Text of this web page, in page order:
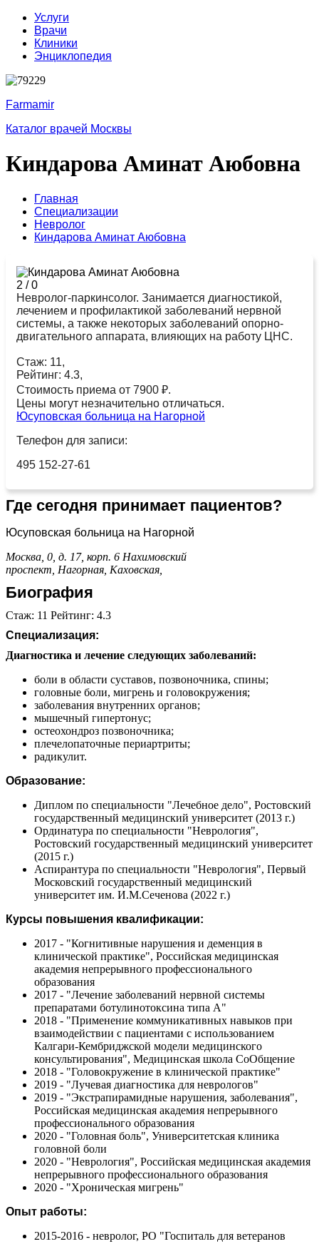
Услуги
Врачи
Клиники
Энциклопедия
Farmamir
Каталог врачей Москвы
Киндарова Аминат Аюбовна
Главная
Специализации
Невролог
Киндарова Аминат Аюбовна
2 /0
Невролог-паркинсолог. Занимается диагностикой,
лечением и профилактикой заболеваний нервной
системы, а также некоторых заболеваний опорно-
двигательного аппарата, влияющих на работу ЦНС.
Стаж: 11,
Рейтинг: 4.3,
Стоимость приема от 7900 ₽.
Цены могут незначительно отличаться.
Юсуповская больница на Нагорной
Телефон для записи:
495 152-27-61
Где сегодня принимает пациентов?
Юсуповская больница на Нагорной
Москва, 0, д. 17, корп. 6 Нахимовский
проспект, Нагорная, Каховская,
Биография
Стаж: 11 Рейтинг: 4.3
Специализация:
Диагностика и лечение следующих заболеваний:
боли в области суставов, позвоночника, спины;
головные боли, мигрень и головокружения;
заболевания внутренних органов;
мышечный гипертонус;
остеохондроз позвоночника;
плечелопаточные периартриты;
радикулит.
Образование:
Диплом по специальности "Лечебное дело", Ростовский
государственный медицинский университет (2013 г.)
Ординатура по специальности "Неврология",
Ростовский государственный медицинский университет
(2015 г.)
Аспирантура по специальности "Неврология", Первый
Московский государственный медицинский
университет им. И.М.Сеченова (2022 г.)
Курсы повышения квалификации:
2017 - "Когнитивные нарушения и деменция в
клинической практике", Российская медицинская
академия непрерывного профессионального
образования
2017 - "Лечение заболеваний нервной системы
препаратами ботулинотоксина типа А"
2018 - "Применение коммуникативных навыков при
взаимодействии с пациентами с использованием
Калгари-Кембриджской модели медицинского
консультирования", Медицинская школа СоОбщение
2018 - "Головокружение в клинической практике"
2019 - "Лучевая диагностика для неврологов"
2019 - "Экстрапирамидные нарушения, заболевания",
Российская медицинская академия непрерывного
профессионального образования
2020 - "Головная боль", Университетская клиника
головной боли
2020 - "Неврология", Российская медицинская академия
непрерывного профессионального образования
2020 - "Хроническая мигрень"
Опыт работы:
2015-2016 - невролог, РО "Госпиталь для ветеранов